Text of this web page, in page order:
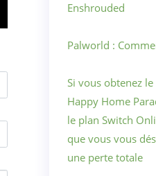
Enshrouded
Palworld :
Si vous obtenez
Happy Home
le plan Switch
que vous vous
une perte totale